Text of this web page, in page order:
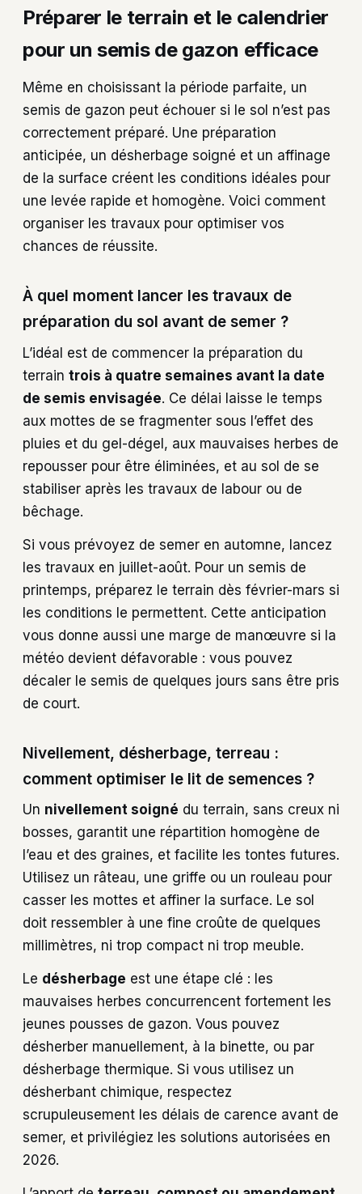
Préparer le terrain et le calendrier
pour un semis de gazon efficace
Même en choisissant la période parfaite, un
semis de gazon peut échouer si le sol n’est pas
correctement préparé. Une préparation
anticipée, un désherbage soigné et un affinage
de la surface créent les conditions idéales pour
une levée rapide et homogène. Voici comment
organiser les travaux pour optimiser vos
chances de réussite.
À quel moment lancer les travaux de
préparation du sol avant de semer ?
L’idéal est de commencer la préparation du
terrain trois à quatre semaines avant la date
de semis envisagée. Ce délai laisse le temps
aux mottes de se fragmenter sous l’effet des
pluies et du gel-dégel, aux mauvaises herbes de
repousser pour être éliminées, et au sol de se
stabiliser après les travaux de labour ou de
bêchage.
Si vous prévoyez de semer en automne, lancez
les travaux en juillet-août. Pour un semis de
printemps, préparez le terrain dès février-mars si
les conditions le permettent. Cette anticipation
vous donne aussi une marge de manœuvre si la
météo devient défavorable : vous pouvez
décaler le semis de quelques jours sans être pris
de court.
Nivellement, désherbage, terreau :
comment optimiser le lit de semences ?
Un nivellement soigné du terrain, sans creux ni
bosses, garantit une répartition homogène de
l’eau et des graines, et facilite les tontes futures.
Utilisez un râteau, une griffe ou un rouleau pour
casser les mottes et affiner la surface. Le sol
doit ressembler à une fine croûte de quelques
millimètres, ni trop compact ni trop meuble.
Le désherbage est une étape clé : les
mauvaises herbes concurrencent fortement les
jeunes pousses de gazon. Vous pouvez
désherber manuellement, à la binette, ou par
désherbage thermique. Si vous utilisez un
désherbant chimique, respectez
scrupuleusement les délais de carence avant de
semer, et privilégiez les solutions autorisées en
2026.